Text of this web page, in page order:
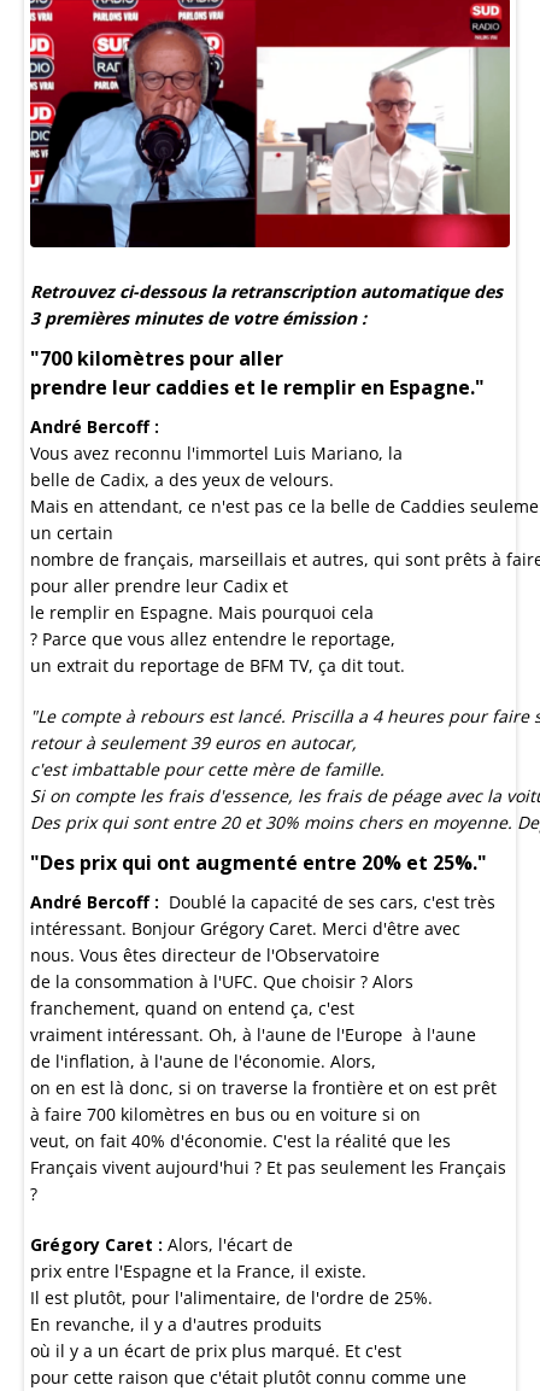
Retrouvez ci-dessous la retranscription automatique des
3 premières minutes de votre émission :
"700 kilomètres pour aller
prendre leur caddies et le remplir en Espagne."
André Bercoff :
Vous avez reconnu l'immortel Luis Mariano, la
belle de Cadix, a des yeux de velours.
Mais en attendant, ce n'est pas ce la belle de Caddies
un certain
nombre de français, marseillais et autres, qui sont prêts à
pour aller prendre leur Cadix et
le remplir en Espagne. Mais pourquoi cela
? Parce que vous allez entendre le reportage,
un extrait du reportage de BFM TV, ça dit tout.
"Le compte à rebours est lancé. Priscilla a 4 heures pour
retour à seulement 39 euros en autocar,
c'est imbattable pour cette mère de famille.
Si on compte les frais d'essence, les frais de péage avec la
Des prix qui sont entre 20 et 30% moins chers en moyenne.
"Des prix qui ont augmenté entre 20% et 25%."
André Bercoff : Doublé la capacité de ses cars, c'est très
intéressant. Bonjour Grégory Caret. Merci d'être avec
nous. Vous êtes directeur de l'Observatoire
de la consommation à l'UFC. Que choisir ? Alors
franchement, quand on entend ça, c'est
vraiment intéressant. Oh, à l'aune de l'Europe à l'aune
de l'inflation, à l'aune de l'économie. Alors,
on en est là donc, si on traverse la frontière et on est prêt
à faire 700 kilomètres en bus ou en voiture si on
veut, on fait 40% d'économie. C'est la réalité que les
Français vivent aujourd'hui ? Et pas seulement les Français
?
Grégory Caret : Alors, l'écart de
prix entre l'Espagne et la France, il existe.
Il est plutôt, pour l'alimentaire, de l'ordre de 25%.
En revanche, il y a d'autres produits
où il y a un écart de prix plus marqué. Et c'est
pour cette raison que c'était plutôt connu comme une